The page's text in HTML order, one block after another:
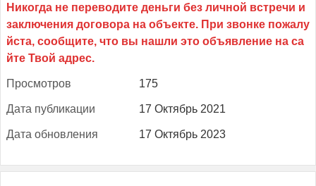
Прос­мотров 175
Да­та пуб­ли­кации 17 Октябрь 2021
Да­та об­новле­ния 17 Октябрь 2023